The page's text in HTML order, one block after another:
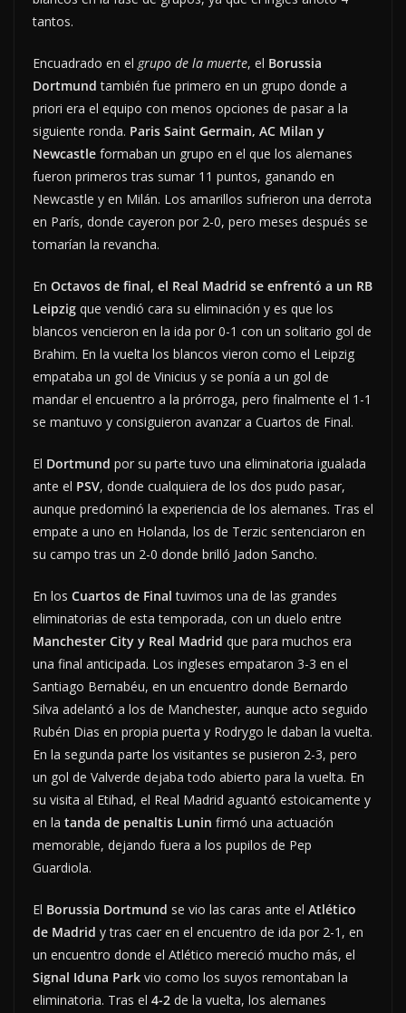
tantos.
Encuadrado en el grupo de la muerte, el Borussia
Dortmund también fue primero en un grupo donde a
priori era el equipo con menos opciones de pasar a la
siguiente ronda. Paris Saint Germain, AC Milan y
Newcastle formaban un grupo en el que los alemanes
fueron primeros tras sumar 11 puntos, ganando en
Newcastle y en Milán. Los amarillos sufrieron una derrota
en París, donde cayeron por 2-0, pero meses después se
tomarían la revancha.
En Octavos de final, el Real Madrid se enfrentó a un RB
Leipzig que vendió cara su eliminación y es que los
blancos vencieron en la ida por 0-1 con un solitario gol de
Brahim. En la vuelta los blancos vieron como el Leipzig
empataba un gol de Vinicius y se ponía a un gol de
mandar el encuentro a la prórroga, pero finalmente el 1-1
se mantuvo y consiguieron avanzar a Cuartos de Final.
El Dortmund por su parte tuvo una eliminatoria igualada
ante el PSV, donde cualquiera de los dos pudo pasar,
aunque predominó la experiencia de los alemanes. Tras el
empate a uno en Holanda, los de Terzic sentenciaron en
su campo tras un 2-0 donde brilló Jadon Sancho.
En los Cuartos de Final tuvimos una de las grandes
eliminatorias de esta temporada, con un duelo entre
Manchester City y Real Madrid que para muchos era
una final anticipada. Los ingleses empataron 3-3 en el
Santiago Bernabéu, en un encuentro donde Bernardo
Silva adelantó a los de Manchester, aunque acto seguido
Rubén Dias en propia puerta y Rodrygo le daban la vuelta.
En la segunda parte los visitantes se pusieron 2-3, pero
un gol de Valverde dejaba todo abierto para la vuelta. En
su visita al Etihad, el Real Madrid aguantó estoicamente y
en la tanda de penaltis Lunin firmó una actuación
memorable, dejando fuera a los pupilos de Pep
Guardiola.
El Borussia Dortmund se vio las caras ante el Atlético
de Madrid y tras caer en el encuentro de ida por 2-1, en
un encuentro donde el Atlético mereció mucho más, el
Signal Iduna Park vio como los suyos remontaban la
eliminatoria. Tras el 4-2 de la vuelta, los alemanes